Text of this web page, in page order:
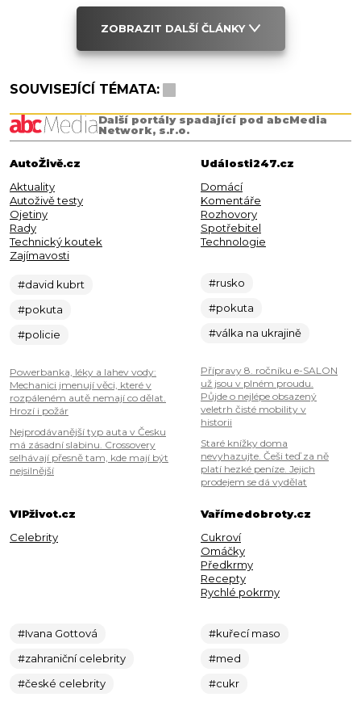
ZOBRAZIT DALŠÍ ČLÁNKY
SOUVISEJÍCÍ TÉMATA:
Další portály spadající pod abcMedia
Network, s.r.o.
AutoŽivě.cz
Aktuality
Autoživě testy
Ojetiny
Rady
Technický koutek
Zajímavosti
#david kubrt
#pokuta
#policie
Powerbanka, léky a lahev vody:
Mechanici jmenují věci, které v
rozpáleném autě nemají co dělat.
Hrozí i požár
Nejprodávanější typ auta v Česku
má zásadní slabinu. Crossovery
selhávají přesně tam, kde mají být
nejsilnější
Události247.cz
Domácí
Komentáře
Rozhovory
Spotřebitel
Technologie
#rusko
#pokuta
#válka na ukrajině
Přípravy 8. ročníku e-SALON
už jsou v plném proudu.
Půjde o nejlépe obsazený
veletrh čisté mobility v
historii
Staré knížky doma
nevyhazujte. Češi teď za ně
platí hezké peníze. Jejich
prodejem se dá vydělat
VIPživot.cz
Celebrity
#Ivana Gottová
#zahraniční celebrity
#české celebrity
Vařímedobroty.cz
Cukroví
Omáčky
Předkrmy
Recepty
Rychlé pokrmy
#kuřecí maso
#med
#cukr